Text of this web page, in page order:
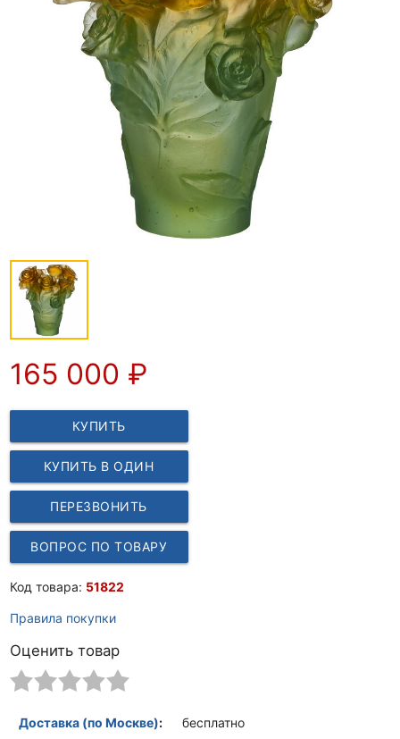
165 000 ₽
КУПИТЬ
КУПИТЬ В ОДИН
КЛИК
ПЕРЕЗВОНИТЬ
ВОПРОС ПО ТОВАРУ
Код товара: 51822
Правила покупки
Оценить товар
Доставка (по Москве): бесплатно